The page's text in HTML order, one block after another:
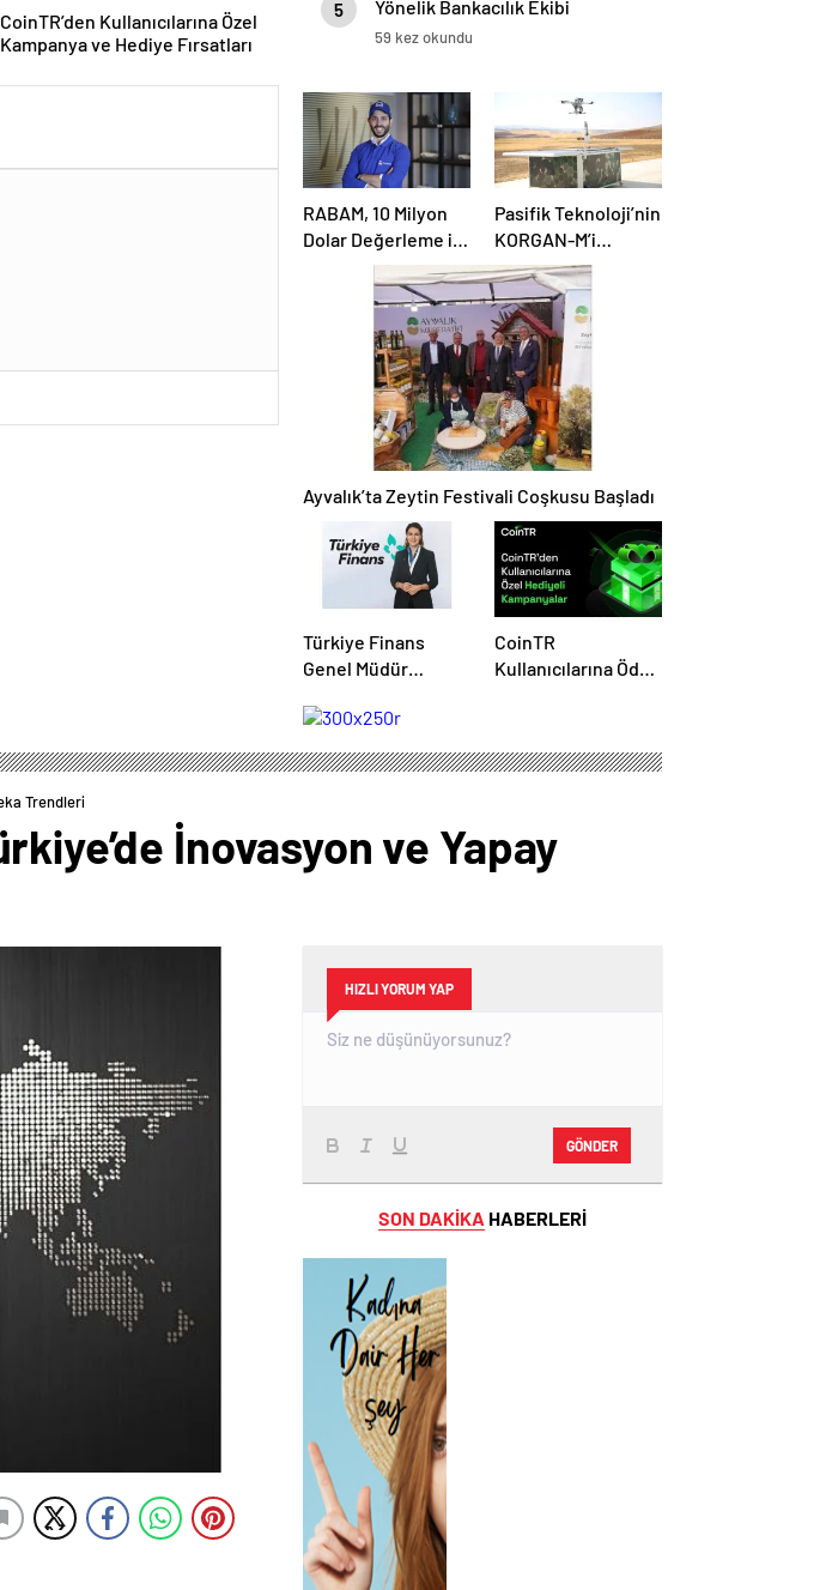
CoinTR’den Kullanıcılarına Özel
Kampanya ve Hediye Fırsatları
5
Yönelik Bankacılık Ekibi
Kadınların Güçlenmesi İçin
59 kez okundu
RABAM, 10 Milyon
Dolar Değerleme ile
500 Bin Dolarlık
Yatırım Aldı
Pasifik Teknoloji’nin
KORGAN-M’i
Savunmada Otonom
Dönemi Başlatıyor
Ayvalık’ta Zeytin Festivali Coşkusu Başladı
Türkiye Finans
Genel Müdür
Öner Atandı
CoinTR
Kullanıcılarına Ödül
Trendleri
İnovasyon ve Yapay
HIZLI YORUM YAP
GÖNDER
SON DAKİKA HABERLERİ